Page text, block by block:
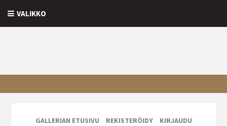
VALIKKO
GALLERIAN ETUSIVU REKISTERÖIDY
KIRJAUDU